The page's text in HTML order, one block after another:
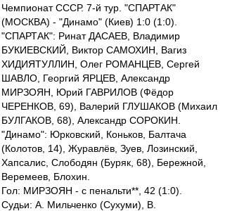
Чемпионат СССР. 7-й тур. "СПАРТАК"
(МОСКВА) - "Динамо" (Киев) 1:0 (1:0).
"СПАРТАК": Ринат ДАСАЕВ, Владимир
БУКИЕВСКИЙ, Виктор САМОХИН, Вагиз
ХИДИЯТУЛЛИН, Олег РОМАНЦЕВ, Сергей
ШАВЛО, Георгий ЯРЦЕВ, Александр
МИРЗОЯН, Юрий ГАВРИЛОВ (Фёдор
ЧЕРЕНКОВ, 69), Валерий ГЛУШАКОВ (Михаил
БУЛГАКОВ, 68), Александр СОРОКИН.
"Динамо": Юрковский, Коньков, Балтача
(Колотов, 14), Журавлёв, Зуев, Лозинский,
Хапсалис, Слободян (Буряк, 68), Бережной,
Веремеев, Блохин.
Гол: МИРЗОЯН - с пенальти**, 42 (1:0).
Судьи: А. Мильченко (Сухуми), В.